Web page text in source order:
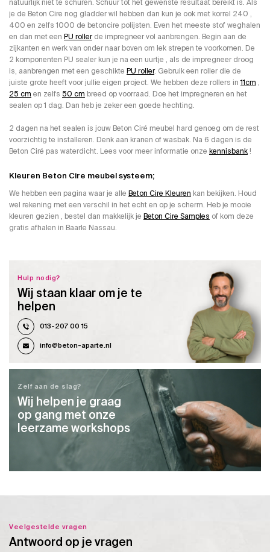
natuurlijk niet te schuren. Schuur tot het gewenste resultaat bereikt is. Als
je de Beton Cire nog gladder wil hebben dan kun je ook met korrel 240 ,
400 en zelfs 1000 de betoncire polijsten. Even het meeste stof weghalen
en dan met een PU rollerde impregneer vol aanbrengen. Begin aan de
zijkanten en werk van onder naar boven om lek strepen te voorkomen. De
2 komponenten PU sealer kun je na een uurtje , als de impregneer droog
is, aanbrengen met een geschikte PU roller. Gebruik een roller die de
juiste grote heeft voor jullie eigen project. We hebben deze rollers in11cm ,
25 cm en zelfs 50 cm breed op voorraad. Doe het impregneren en het
sealen op 1 dag. Dan heb je zeker een goede hechting.
2 dagen na het sealen is jouw Beton Ciré meubel hard genoeg om de rest
voorzichtig te installeren. Denk aan kranen of wasbak. Na 6 dagen is de
Beton Ciré pas waterdicht. Lees voor meer informatie onze kennisbank !
Kleuren Beton Cire meubel systeem;
We hebben een pagina waar je alle Beton Cire Kleuren kan bekijken. Houd
wel rekening met een verschil in het echt en op je scherm. Heb je mooie
kleuren gezien , bestel dan makkelijk je Beton Cire Samples of kom deze
gratis afhalen in Baarle Nassau.
Hulp nodig?
Wij staan klaar om je te
helpen
013-207 00 15
info@beton-aparte.nl
Zelf aan de slag?
Wij helpen je graag
op gang met onze
leerzame workshops
Veelgestelde vragen
Antwoord op je vragen